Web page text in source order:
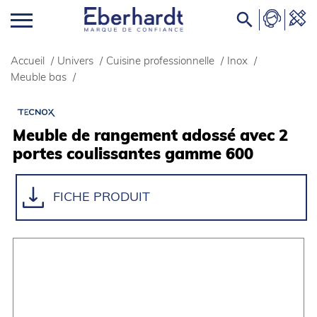

Accueil / Univers / Cuisine professionnelle / Inox /
Meuble bas /
Meuble de rangement adossé avec 2
portes coulissantes gamme 600
FICHE PRODUIT